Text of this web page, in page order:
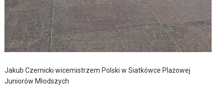
Jakub Czernicki wicemistrzem Polski w Siatkówce Plażowej
Juniorów Młodszych